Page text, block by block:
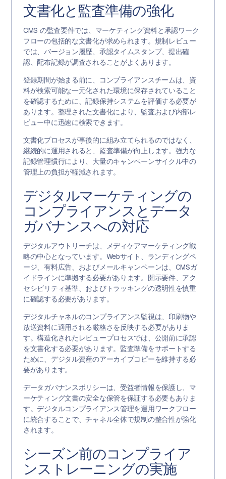
文書化と監査準備の強化
CMS の監査要件では、マーケティング資料と承認ワーク
フローの包括的な文書化が求められます。規制レビュー
では、バージョン履歴、承認タイムスタンプ、提出確
認、配布記録が調査されることがよくあります。
登録期間が始まる前に、コンプライアンスチームは、資
料が検索可能な一元化された環境に保存されていること
を確認するために、記録保持システムを評価する必要が
あります。整理された文書化により、監査および内部レ
ビュー中に迅速に検索できます。
文書化プロセスが事後的に組み立てられるのではなく、
継続的に運用されると、監査準備が向上します。強力な
記録管理慣行により、大量のキャンペーンサイクル中の
管理上の負担が軽減されます。
デジタルマーケティングの
コンプライアンスとデータ
ガバナンスへの対応
デジタルアウトリーチは、メディケアマーケティング戦
略の中心となっています。Webサイト、ランディングペ
ージ、有料広告、およびメールキャンペーンは、CMSガ
イドラインに準拠する必要があります。開示要件、アク
セシビリティ基準、およびトラッキングの透明性を慎重
に確認する必要があります。
デジタルチャネルのコンプライアンス監視は、印刷物や
放送資料に適用される厳格さを反映する必要がありま
す。構造化されたレビュープロセスでは、公開前に承認
を文書化する必要があります。監査準備をサポートする
ために、デジタル資産のアーカイブコピーを維持する必
要があります。
データガバナンスポリシーは、受益者情報を保護し、マ
ーケティング文書の安全な保管を保証する必要もありま
す。デジタルコンプライアンス管理を運用ワークフロー
に統合することで、チャネル全体で規制の整合性が強化
されます。
シーズン前のコンプライア
ンストレーニングの実施